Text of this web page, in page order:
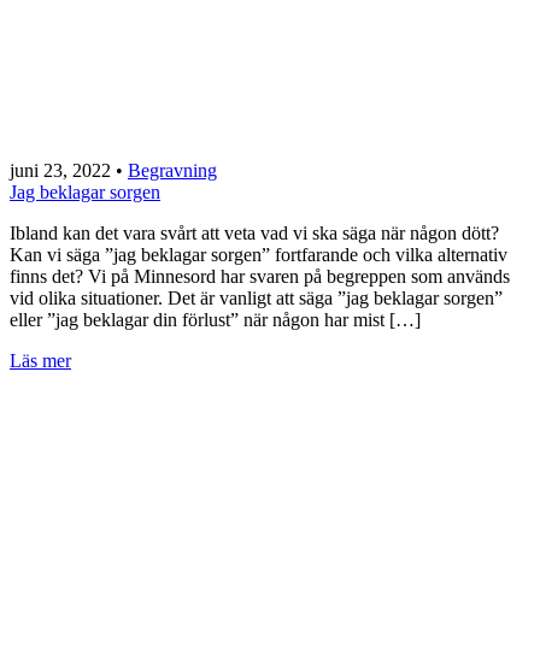
juni 23, 2022 • Begravning
Jag beklagar sorgen
Ibland kan det vara svårt att veta vad vi ska säga när någon dött?
Kan vi säga ”jag beklagar sorgen” fortfarande och vilka alternativ
finns det? Vi på Minnesord har svaren på begreppen som används
vid olika situationer. Det är vanligt att säga ”jag beklagar sorgen”
eller ”jag beklagar din förlust” när någon har mist […]
Läs mer